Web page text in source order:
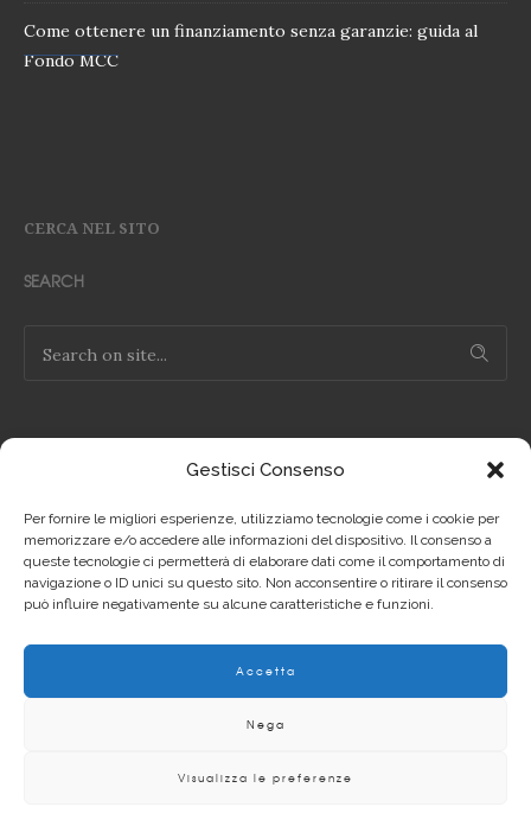
Gestisci Consenso
Per fornire le migliori esperienze, utilizziamo tecnologie come i cookie per
memorizzare e/o accedere alle informazioni del dispositivo. Il consenso a
queste tecnologie ci permetterà di elaborare dati come il comportamento di
navigazione o ID unici su questo sito. Non acconsentire o ritirare il consenso
può influire negativamente su alcune caratteristiche e funzioni.
Accetta
Nega
Visualizza le preferenze
Come ottenere un finanziamento senza garanzie: guida al
Fondo MCC
CERCA NEL SITO
SEARCH
Privacy Policy IT
Privacy Policy EN
Cookie Policy EN